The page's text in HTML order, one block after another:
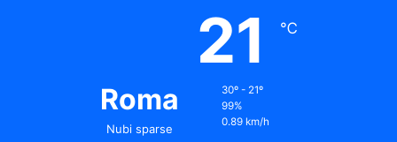
Roma
Nubi sparse
21 ℃
30º - 21º
99%
0.89 km/h